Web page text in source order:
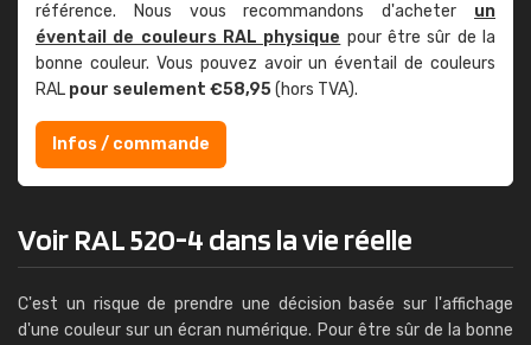
référence. Nous vous recommandons d'acheter un
éventail de couleurs RAL physique pour être sûr de la
bonne couleur. Vous pouvez avoir un éventail de couleurs
RAL pour seulement €58,95(hors TVA).
Infos / commande
Voir RAL 520-4 dans la vie réelle
C'est un risque de prendre une décision basée sur l'affichage
d'une couleur sur un écran numérique. Pour être sûr de la bonne